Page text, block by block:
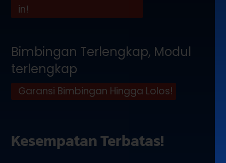
in!
Bimbingan Terlengkap, Modul
terlengkap
Garansi Bimbingan Hingga Lolos!
Kesempatan Terbatas!